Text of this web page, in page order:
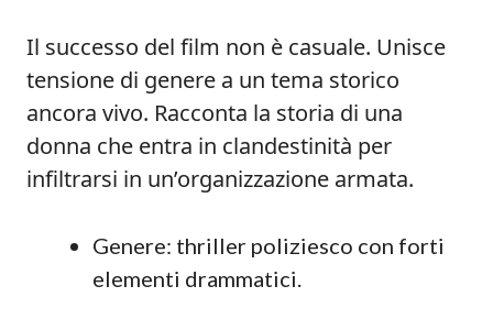
Il successo del film non è casuale. Unisce
tensione di genere a un tema storico
ancora vivo. Racconta la storia di una
donna che entra in clandestinità per
infiltrarsi in un’organizzazione armata.
Genere: thriller poliziesco con forti
elementi drammatici.